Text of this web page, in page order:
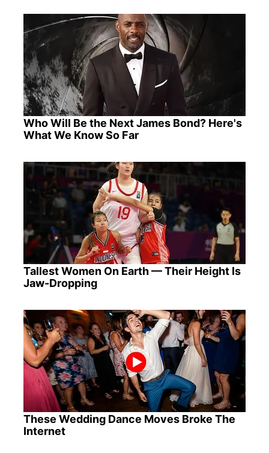
Who Will Be the Next James Bond? Here's
What We Know So Far
Tallest Women On Earth — Their Height Is
Jaw-Dropping
These Wedding Dance Moves Broke The
Internet